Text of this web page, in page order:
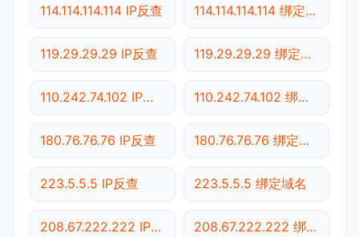
114.114.114.114 IP反查 114.114.114.114 绑定域名
119.29.29.29 IP反查 119.29.29.29 绑定域名
110.242.74.102 IP反查 110.242.74.102 绑定域名
180.76.76.76 IP反查 180.76.76.76 绑定域名
223.5.5.5 IP反查 223.5.5.5 绑定域名
208.67.222.222 IP反查 208.67.222.222 绑定域名